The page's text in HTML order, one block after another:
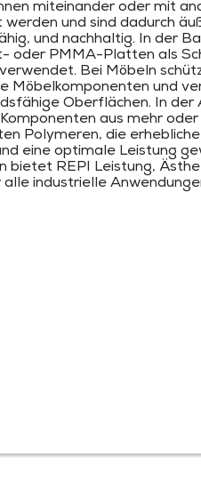
miteinander oder mit
werden und sind dadurch
und nachhaltig. In der
oder PMMA-Platten als
Bei Möbeln
Möbelkomponenten und
Oberflächen. In der
aus mehr
Polymeren, die
eine optimale Leistung
bietet REPI Leistung,
industrielle